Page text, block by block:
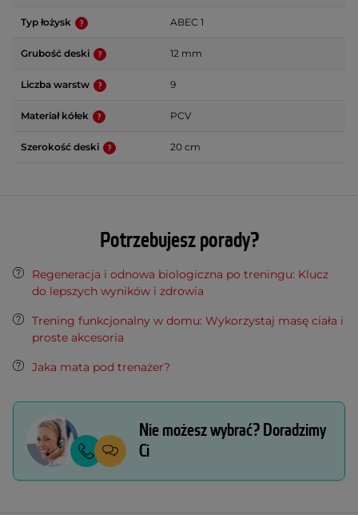
Typ łożysk ABEC 1
Grubość deski 12 mm
Liczba warstw 9
Materiał kółek PCV
Szerokość deski 20 cm
Potrzebujesz porady?
Regeneracja i odnowa biologiczna po treningu: Klucz
do lepszych wyników i zdrowia
Trening funkcjonalny w domu: Wykorzystaj masę ciała i
proste akcesoria
Jaka mata pod trenażer?
Nie możesz wybrać? Doradzimy
Ci